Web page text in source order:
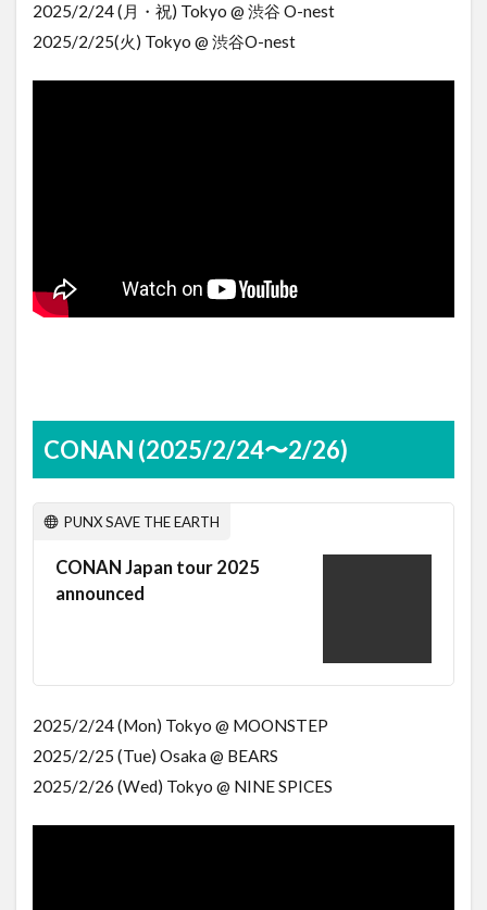
2025/2/24 (月・祝) Tokyo @ 渋谷 O-nest
2025/2/25(火) Tokyo @ 渋谷O-nest
CONAN (2025/2/24〜2/26)
PUNX SAVE THE EARTH
CONAN Japan tour 2025
announced
2025/2/24 (Mon) Tokyo @ MOONSTEP
2025/2/25 (Tue) Osaka @ BEARS
2025/2/26 (Wed) Tokyo @ NINE SPICES